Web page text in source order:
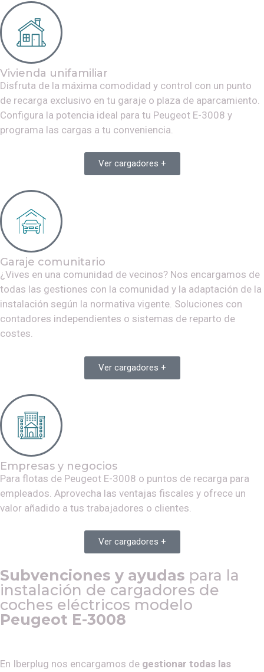
Vivienda unifamiliar
Disfruta de la máxima comodidad y control con un punto
de recarga exclusivo en tu garaje o plaza de aparcamiento.
Configura la potencia ideal para tu Peugeot E-3008 y
programa las cargas a tu conveniencia.
Ver cargadores +
Garaje comunitario
¿Vives en una comunidad de vecinos? Nos encargamos de
todas las gestiones con la comunidad y la adaptación de la
instalación según la normativa vigente. Soluciones con
contadores independientes o sistemas de reparto de
costes.
Ver cargadores +
Empresas y negocios
Para flotas de Peugeot E-3008 o puntos de recarga para
empleados. Aprovecha las ventajas fiscales y ofrece un
valor añadido a tus trabajadores o clientes.
Ver cargadores +
Subvenciones y ayudas para la
instalación de cargadores de
coches eléctricos modelo
Peugeot E-3008
En Iberplug nos encargamos de gestionar todas las